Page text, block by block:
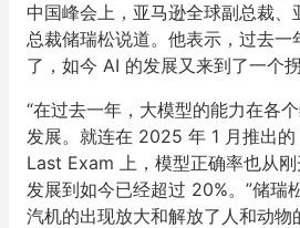
中国峰会上，亚马逊全球副总裁、
总裁储瑞松说道。他表示，过去一
了，如今 AI 的发展又来到了一个拐
“在过去一年，大模型的能力在各
发展。就连在 2025 年 1 月推出
Last Exam 上，模型正确率也从
发展到如今已经超过 20%。”储瑞
汽机的出现放大和解放了人和动物